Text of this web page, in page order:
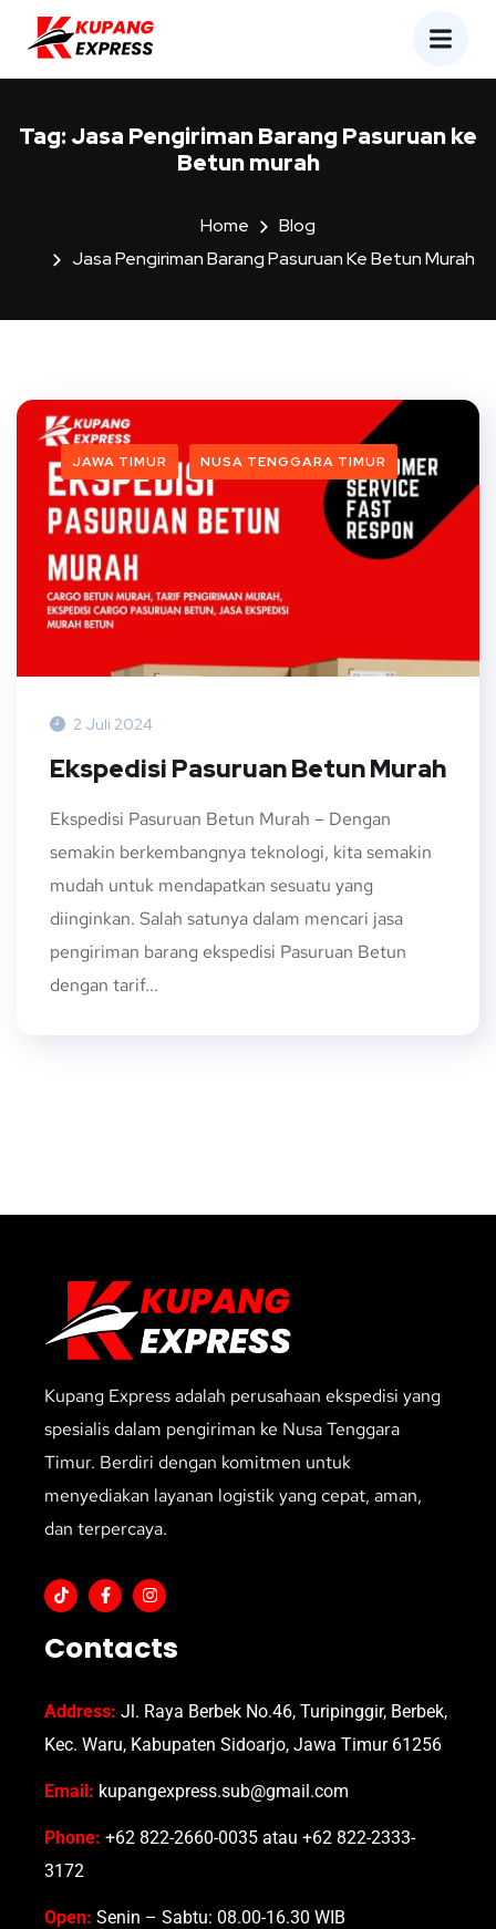
Tag:Jasa Pengiriman Barang Pasuruan ke
Betun murah
Home
Blog
Jasa Pengiriman Barang Pasuruan Ke Betun Murah
JAWA TIMUR NUSA TENGGARA TIMUR
2 Juli 2024
Ekspedisi Pasuruan Betun Murah
Ekspedisi Pasuruan Betun Murah – Dengan
semakin berkembangnya teknologi, kita semakin
mudah untuk mendapatkan sesuatu yang
diinginkan. Salah satunya dalam mencari jasa
pengiriman barang ekspedisi Pasuruan Betun
dengan tarif...
Kupang Express adalah perusahaan ekspedisi yang
spesialis dalam pengiriman ke Nusa Tenggara
Timur. Berdiri dengan komitmen untuk
menyediakan layanan logistik yang cepat, aman,
dan terpercaya.
Contacts
Address: Jl. Raya Berbek No.46, Turipinggir, Berbek,
Kec. Waru, Kabupaten Sidoarjo, Jawa Timur 61256
Email: kupangexpress.sub@gmail.com
Phone: +62 822-2660-0035 atau +62 822-2333-
3172
Open: Senin – Sabtu: 08.00-16.30 WIB